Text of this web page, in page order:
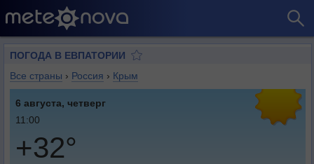
ПОГОДА В ЕВПАТОРИИ
Все страны › Россия › Крым
6 августа, четверг
11:00
+32°